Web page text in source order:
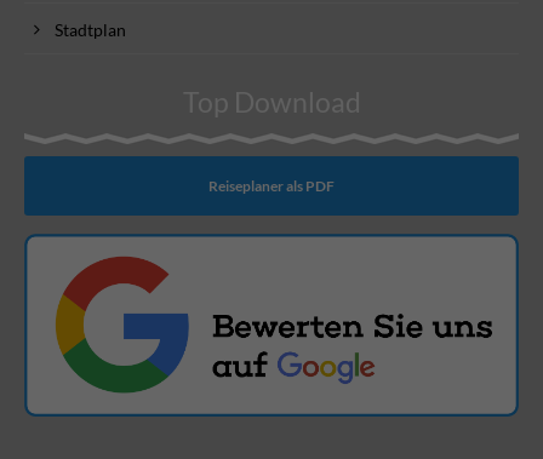
Stadtplan
Top Download
Reiseplaner als PDF